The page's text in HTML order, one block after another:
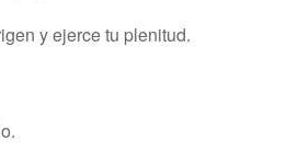
y ejerce tu plenitud.